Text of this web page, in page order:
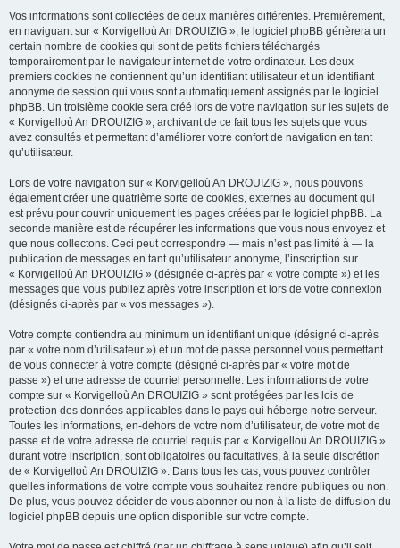
Vos informations sont collectées de deux manières différentes. Premièrement,
en naviguant sur « Korvigelloù An DROUIZIG », le logiciel phpBB génèrera un
certain nombre de cookies qui sont de petits fichiers téléchargés
temporairement par le navigateur internet de votre ordinateur. Les deux
premiers cookies ne contiennent qu’un identifiant utilisateur et un identifiant
anonyme de session qui vous sont automatiquement assignés par le logiciel
phpBB. Un troisième cookie sera créé lors de votre navigation sur les sujets de
« Korvigelloù An DROUIZIG », archivant de ce fait tous les sujets que vous
avez consultés et permettant d’améliorer votre confort de navigation en tant
qu’utilisateur.
Lors de votre navigation sur « Korvigelloù An DROUIZIG », nous pouvons
également créer une quatrième sorte de cookies, externes au document qui
est prévu pour couvrir uniquement les pages créées par le logiciel phpBB. La
seconde manière est de récupérer les informations que vous nous envoyez et
que nous collectons. Ceci peut correspondre — mais n’est pas limité à — la
publication de messages en tant qu’utilisateur anonyme, l’inscription sur
« Korvigelloù An DROUIZIG » (désignée ci-après par « votre compte ») et les
messages que vous publiez après votre inscription et lors de votre connexion
(désignés ci-après par « vos messages »).
Votre compte contiendra au minimum un identifiant unique (désigné ci-après
par « votre nom d’utilisateur ») et un mot de passe personnel vous permettant
de vous connecter à votre compte (désigné ci-après par « votre mot de
passe ») et une adresse de courriel personnelle. Les informations de votre
compte sur « Korvigelloù An DROUIZIG » sont protégées par les lois de
protection des données applicables dans le pays qui héberge notre serveur.
Toutes les informations, en-dehors de votre nom d’utilisateur, de votre mot de
passe et de votre adresse de courriel requis par « Korvigelloù An DROUIZIG »
durant votre inscription, sont obligatoires ou facultatives, à la seule discrétion
de « Korvigelloù An DROUIZIG ». Dans tous les cas, vous pouvez contrôler
quelles informations de votre compte vous souhaitez rendre publiques ou non.
De plus, vous pouvez décider de vous abonner ou non à la liste de diffusion du
logiciel phpBB depuis une option disponible sur votre compte.